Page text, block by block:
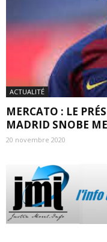
ACTUALITÉ
MERCATO : LE
MADRID SNOBE
20 novembre 2020